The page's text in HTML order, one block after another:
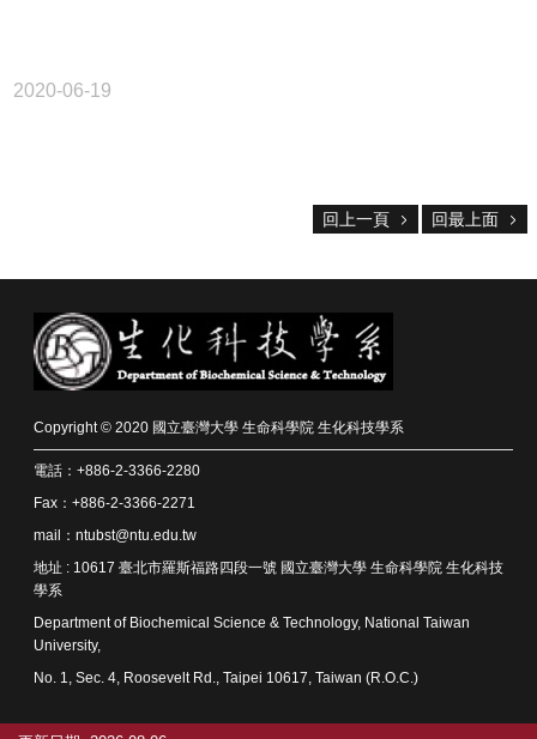
2020-06-19
回上一頁 回最上面
Copyright © 2020 國立臺灣大學 生命科學院 生化科技學系
電話：+886-2-3366-2280
Fax：+886-2-3366-2271
mail：ntubst@ntu.edu.tw
地址 : 10617 臺北市羅斯福路四段一號 國立臺灣大學 生命科學院 生化科技
學系
Department of Biochemical Science & Technology, National Taiwan
University,
No. 1, Sec. 4, Roosevelt Rd., Taipei 10617, Taiwan (R.O.C.)